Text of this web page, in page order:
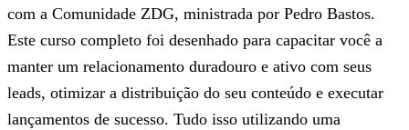
com a Comunidade ZDG, ministrada por Pedro Bastos.
Este curso completo foi desenhado para capacitar você a
manter um relacionamento duradouro e ativo com seus
leads, otimizar a distribuição do seu conteúdo e executar
lançamentos de sucesso. Tudo isso utilizando uma